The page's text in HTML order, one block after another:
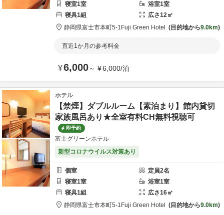
寝室1室 浴室1室
寝具1組 広さ12㎡
静岡県富士市本町5-1 Fuji Green Hotel 目的地から9.0km
直近1か月の参考料金
¥6,000～ ¥6,000/泊
ホテル
【禁煙】ダブルルーム【素泊まり】館内貸切
家族風呂あり★全室有料CH無料視聴可
即予約
富士グリーンホテル
新型コロナウイルス対策あり
個室 定員2名
寝室1室 浴室1室
寝具1組 広さ16㎡
静岡県富士市本町5-1 Fuji Green Hotel 目的地から9.0km